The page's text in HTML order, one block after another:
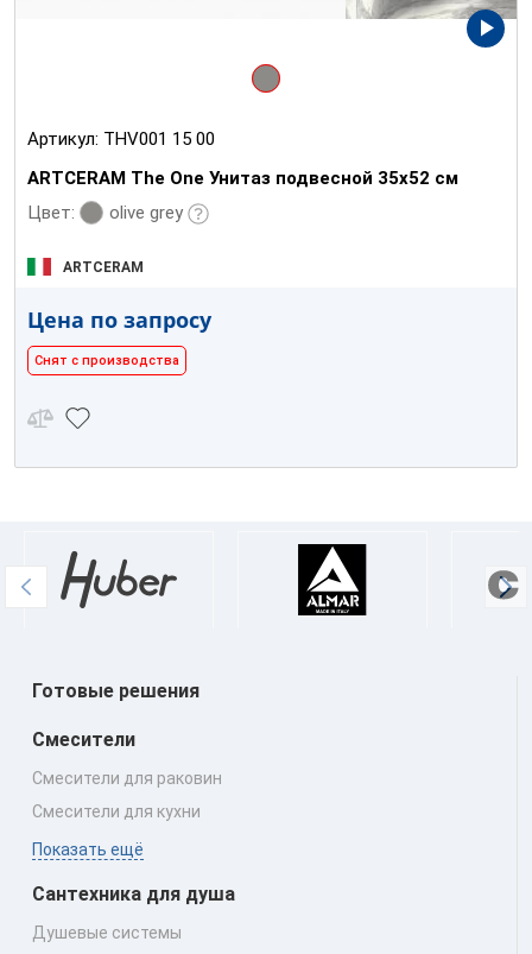
Артикул: THV001 15 00
ARTCERAM The One Унитаз подвесной 35х52 см
Цвет:
olive grey
ARTCERAM
Цена по запросу
Снят с производства
Готовые решения
Смесители
Смесители для раковин
Смесители для кухни
Показать ещё
Сантехника для душа
Душевые системы